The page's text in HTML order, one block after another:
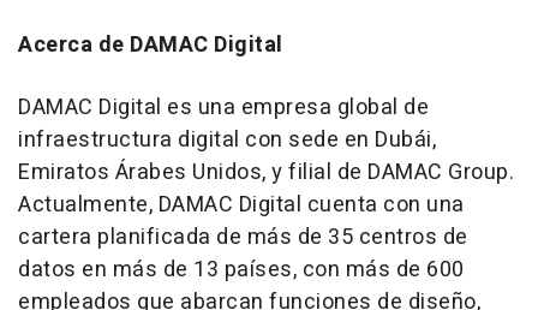
Acerca de DAMAC Digital
DAMAC Digital es una empresa global de
infraestructura digital con sede en Dubái,
Emiratos Árabes Unidos, y filial de DAMAC Group.
Actualmente, DAMAC Digital cuenta con una
cartera planificada de más de 35 centros de
datos en más de 13 países, con más de 600
empleados que abarcan funciones de diseño,